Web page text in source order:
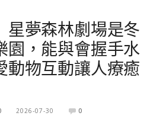
星夢森林劇場是冬
園，能與會握手水
動物互動讓人療癒
2026-07-30 0